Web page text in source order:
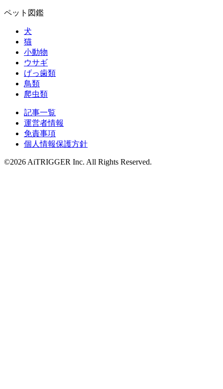
ペット図鑑
犬
猫
小動物
ウサギ
げっ歯類
鳥類
爬虫類
記事一覧
運営者情報
免責事項
個人情報保護方針
©2026 AiTRIGGER Inc. All Rights Reserved.